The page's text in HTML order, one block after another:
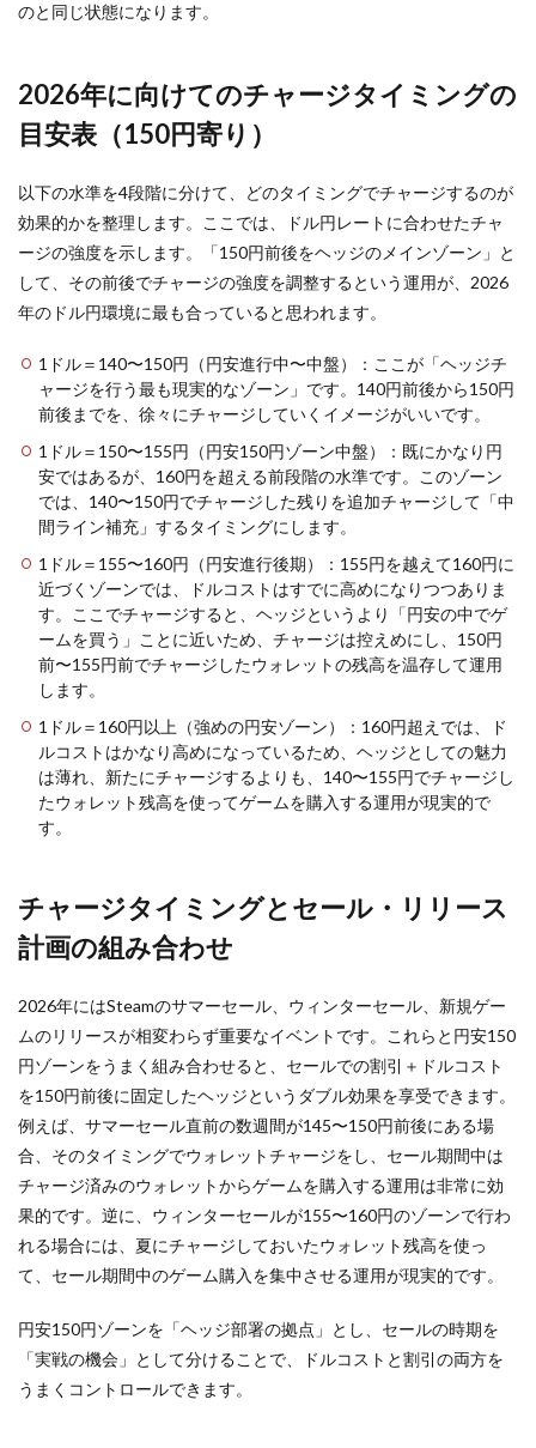
のと同じ状態になります。
2026年に向けてのチャージタイミングの
目安表（150円寄り）
以下の水準を4段階に分けて、どのタイミングでチャージするのが
効果的かを整理します。ここでは、ドル円レートに合わせたチャ
ージの強度を示します。「150円前後をヘッジのメインゾーン」と
して、その前後でチャージの強度を調整するという運用が、2026
年のドル円環境に最も合っていると思われます。
1ドル＝140〜150円（円安進行中〜中盤）：ここが「ヘッジチ
ャージを行う最も現実的なゾーン」です。140円前後から150円
前後までを、徐々にチャージしていくイメージがいいです。
1ドル＝150〜155円（円安150円ゾーン中盤）：既にかなり円
安ではあるが、160円を超える前段階の水準です。このゾーン
では、140〜150円でチャージした残りを追加チャージして「中
間ライン補充」するタイミングにします。
1ドル＝155〜160円（円安進行後期）：155円を越えて160円に
近づくゾーンでは、ドルコストはすでに高めになりつつありま
す。ここでチャージすると、ヘッジというより「円安の中でゲ
ームを買う」ことに近いため、チャージは控えめにし、150円
前〜155円前でチャージしたウォレットの残高を温存して運用
します。
1ドル＝160円以上（強めの円安ゾーン）：160円超えでは、ド
ルコストはかなり高めになっているため、ヘッジとしての魅力
は薄れ、新たにチャージするよりも、140〜155円でチャージし
たウォレット残高を使ってゲームを購入する運用が現実的で
す。
チャージタイミングとセール・リリース
計画の組み合わせ
2026年にはSteamのサマーセール、ウィンターセール、新規ゲー
ムのリリースが相変わらず重要なイベントです。これらと円安150
円ゾーンをうまく組み合わせると、セールでの割引＋ドルコスト
を150円前後に固定したヘッジというダブル効果を享受できます。
例えば、サマーセール直前の数週間が145〜150円前後にある場
合、そのタイミングでウォレットチャージをし、セール期間中は
チャージ済みのウォレットからゲームを購入する運用は非常に効
果的です。逆に、ウィンターセールが155〜160円のゾーンで行わ
れる場合には、夏にチャージしておいたウォレット残高を使っ
て、セール期間中のゲーム購入を集中させる運用が現実的です。
円安150円ゾーンを「ヘッジ部署の拠点」とし、セールの時期を
「実戦の機会」として分けることで、ドルコストと割引の両方を
うまくコントロールできます。